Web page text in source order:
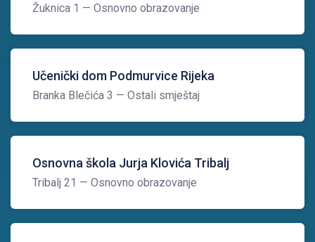
Žuknica 1 — Osnovno obrazovanje
Učenički dom Podmurvice Rijeka
Branka Blečića 3 — Ostali smještaj
Osnovna škola Jurja Klovića Tribalj
Tribalj 21 — Osnovno obrazovanje